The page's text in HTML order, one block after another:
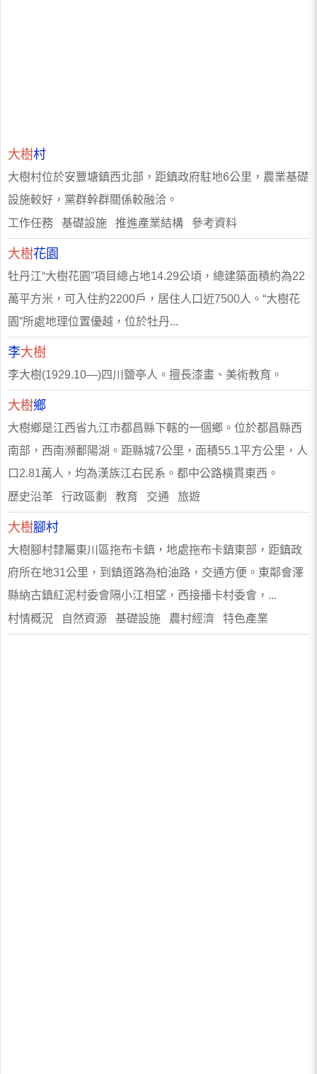
大樹村
大樹村位於安豐塘鎮西北部，距鎮政府駐地6公里，農業基礎
設施較好，黨群幹群關係較融洽。
工作任務 基礎設施 推進產業結構 參考資料
大樹花園
牡丹江“大樹花園”項目總占地14.29公頃，總建築面積約為22
萬平方米，可入住約2200戶，居住人口近7500人。“大樹花
園”所處地理位置優越，位於牡丹...
李大樹
李大樹(1929.10—)四川鹽亭人。擅長漆畫、美術教育。
大樹鄉
大樹鄉是江西省九江市都昌縣下轄的一個鄉。位於都昌縣西
南部，西南瀕鄱陽湖。距縣城7公里，面積55.1平方公里，人
口2.81萬人，均為漢族江右民系。都中公路橫貫東西。
歷史沿革 行政區劃 教育 交通 旅遊
大樹腳村
大樹腳村隸屬東川區拖布卡鎮，地處拖布卡鎮東部，距鎮政
府所在地31公里，到鎮道路為柏油路，交通方便。東鄰會澤
縣納古鎮紅泥村委會隔小江相望，西接播卡村委會，...
村情概況 自然資源 基礎設施 農村經濟 特色產業